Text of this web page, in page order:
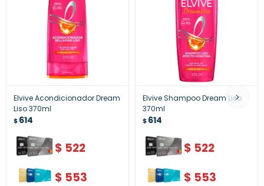
Elvive Acondicionador Dream
Liso 370ml
$614
$ 522
$ 553
Elvive Shampoo Dream Liso
370ml
$614
$ 522
$ 553